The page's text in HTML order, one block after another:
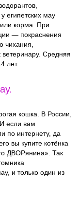
египетских мау
корма. При
— покраснения
чихания,
ветеринару. Средняя
лет.
кошка. В России,
если вам
по интернету, да
вы купите котёнка
ДВОРянина». Так
и только один из